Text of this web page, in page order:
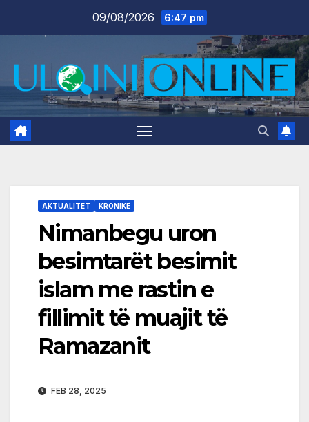
09/08/2026 6:47 pm
AKTUALITET KRONIKË
Nimanbegu uron
besimtarët besimit
islam me rastin e
fillimit të muajit të
Ramazanit
FEB 28, 2025